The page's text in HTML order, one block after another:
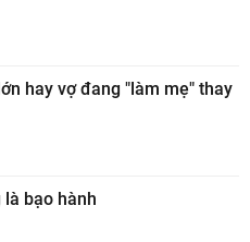
hay vợ đang "làm mẹ" thay
là bạo hành